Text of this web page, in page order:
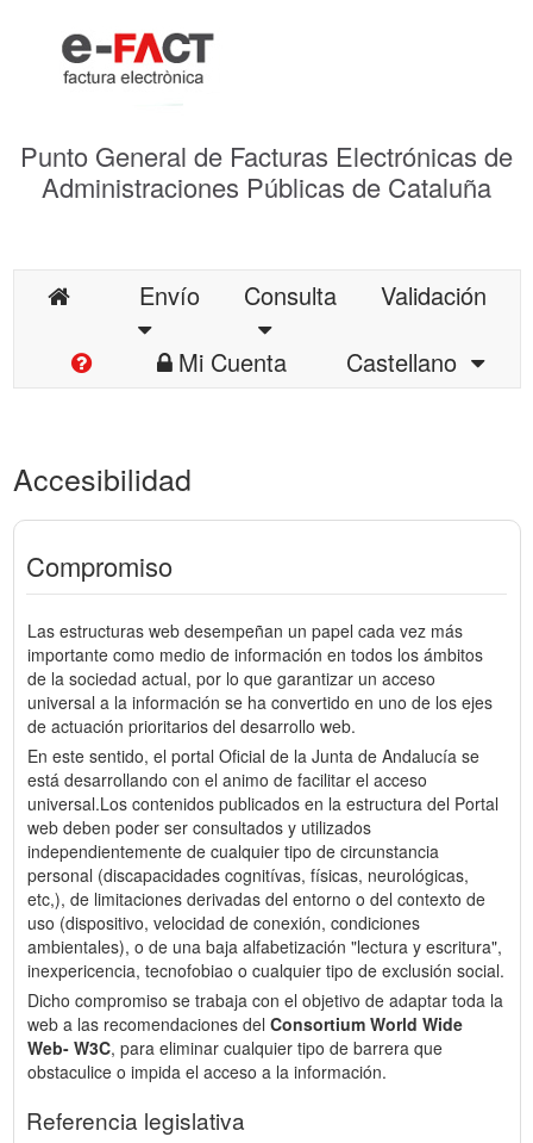
Punto General de Facturas Electrónicas de
Administraciones Públicas de Cataluña
Envío Consulta
Validación
Mi Cuenta
Castellano
Accesibilidad
Compromiso
Las estructuras web desempeñan un papel cada vez más
importante como medio de información en todos los ámbitos
de la sociedad actual, por lo que garantizar un acceso
universal a la información se ha convertido en uno de los ejes
de actuación prioritarios del desarrollo web.
En este sentido, el portal Oficial de la Junta de Andalucía se
está desarrollando con el animo de facilitar el acceso
universal.Los contenidos publicados en la estructura del Portal
web deben poder ser consultados y utilizados
independientemente de cualquier tipo de circunstancia
personal (discapacidades cognitívas, físicas, neurológicas,
etc,), de limitaciones derivadas del entorno o del contexto de
uso (dispositivo, velocidad de conexión, condiciones
ambientales), o de una baja alfabetización "lectura y escritura",
inexpericencia, tecnofobiao o cualquier tipo de exclusión social.
Dicho compromiso se trabaja con el objetivo de adaptar toda la
web a las recomendaciones del Consortium World Wide
Web- W3C, para eliminar cualquier tipo de barrera que
obstaculice o impida el acceso a la información.
Referencia legislativa